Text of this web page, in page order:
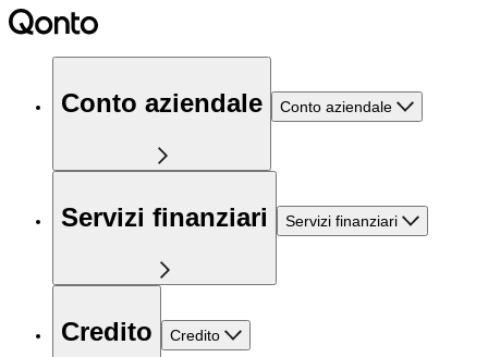
Conto aziendale Conto aziendale
Servizi finanziari Servizi finanziari
Credito Credito